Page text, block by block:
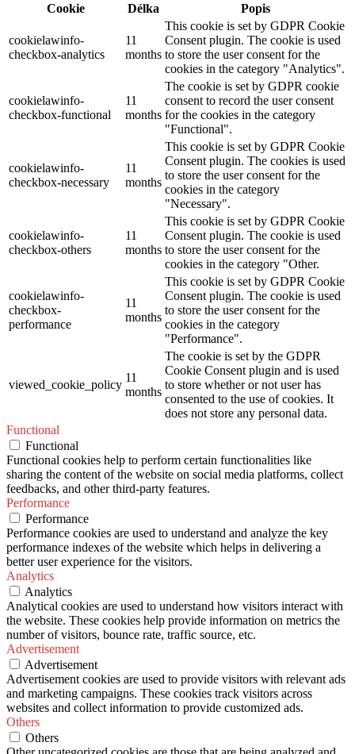
Cookie
Délka Popis
cookielawinfo-
checkbox-analytics
11
months
This cookie is set by GDPR Cookie
Consent plugin. The cookie is used
to store the user consent for the
cookies in the category "Analytics".
cookielawinfo-
checkbox-functional
11
months
The cookie is set by GDPR cookie
consent to record the user consent
for the cookies in the category
"Functional".
cookielawinfo-
checkbox-necessary
11
months
This cookie is set by GDPR Cookie
Consent plugin. The cookies is used
to store the user consent for the
cookies in the category
"Necessary".
cookielawinfo-
checkbox-others
11
months
This cookie is set by GDPR Cookie
Consent plugin. The cookie is used
to store the user consent for the
cookies in the category "Other.
cookielawinfo-
checkbox-
performance
11
months
This cookie is set by GDPR Cookie
Consent plugin. The cookie is used
to store the user consent for the
cookies in the category
"Performance".
viewed_cookie_policy
11
months
The cookie is set by the GDPR
Cookie Consent plugin and is used
to store whether or not user has
consented to the use of cookies. It
does not store any personal data.
Functional
Functional
Functional cookies help to perform certain functionalities like
sharing the content of the website on social media platforms, collect
feedbacks, and other third-party features.
Performance
Performance
Performance cookies are used to understand and analyze the key
performance indexes of the website which helps in delivering a
better user experience for the visitors.
Analytics
Analytics
Analytical cookies are used to understand how visitors interact with
the website. These cookies help provide information on metrics the
number of visitors, bounce rate, traffic source, etc.
Advertisement
Advertisement
Advertisement cookies are used to provide visitors with relevant ads
and marketing campaigns. These cookies track visitors across
websites and collect information to provide customized ads.
Others
Others